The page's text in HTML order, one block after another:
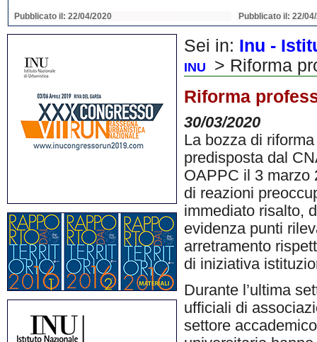
Pubblicato il: 22/04/2020 Pubblicato il: 22/
Sei in: Inu -
INU
> Riforma
Riforma
30/03/2020
La bozza di
predisposta dal
OAPPC il 3 marzo
di reazioni
immediato risalto,
evidenza punti
arretramento
di iniziativa
Durante l’ultima
ufficiali di
settore